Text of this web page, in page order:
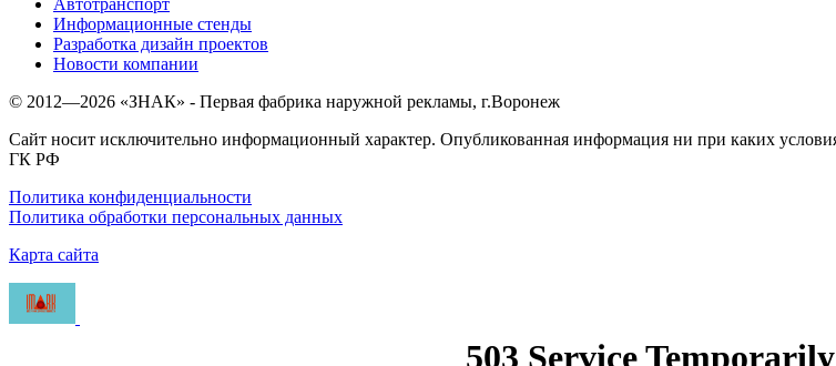
Информационные стенды
Разработка дизайн проектов
Новости компании
© 2012—2026 «ЗНАК» - Первая фабрика наружной рекламы, г.Воронеж
Сайт носит исключительно информационный характер. Опубликованная информация ни при каких
ГК РФ
Политика конфиденциальности
Политика обработки персональных данных
Карта сайта